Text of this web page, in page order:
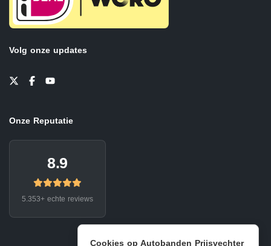
Cookies op Autobanden Prijsvechter
Volg onze updates
Onze Reputatie
8.9
5.353+ echte reviews